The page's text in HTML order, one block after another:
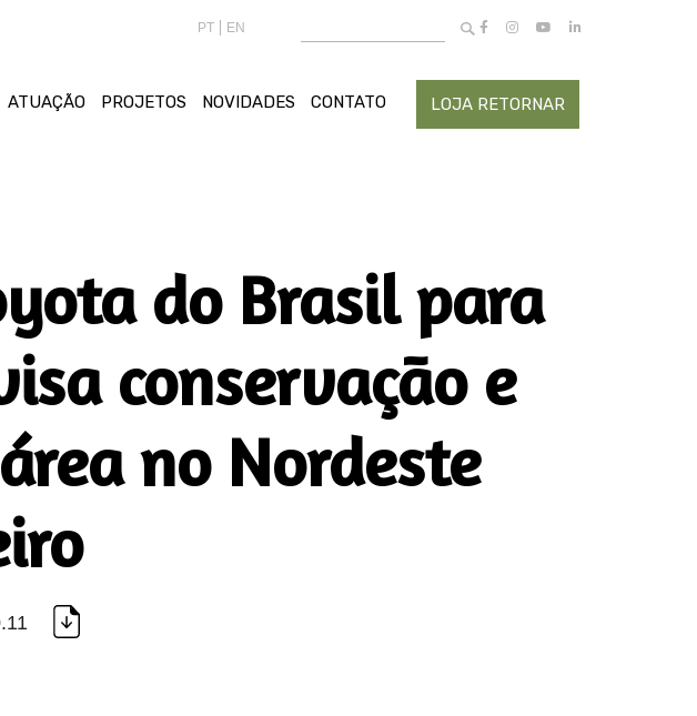
PT EN
ATUAÇÃO PROJETOS NOVIDADES CONTATO LOJA RETORNAR
do Brasil para
conservação e
no Nordeste